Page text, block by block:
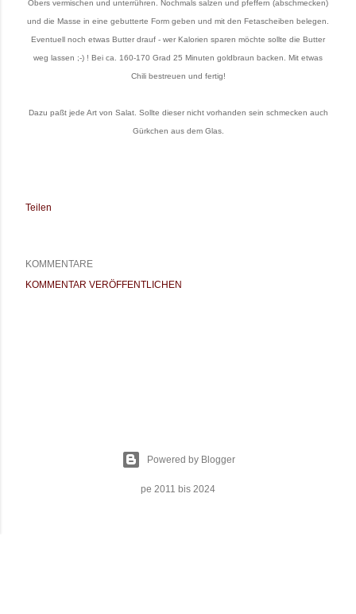
Obers vermischen und unterrühren. Nochmals salzen und pfeffern (abschmecken)
und die Masse in eine gebutterte Form geben und mit den Fetascheiben belegen.
Eventuell noch etwas Butter drauf - wer Kalorien sparen möchte sollte die Butter
weg lassen ;-) ! Bei ca. 160-170 Grad 25 Minuten goldbraun backen. Mit etwas
Chili bestreuen und fertig!
Dazu paßt jede Art von Salat. Sollte dieser nicht vorhanden sein schmecken auch
Gürkchen aus dem Glas.
Teilen
KOMMENTARE
KOMMENTAR VERÖFFENTLICHEN
Powered by Blogger
pe 2011 bis 2024